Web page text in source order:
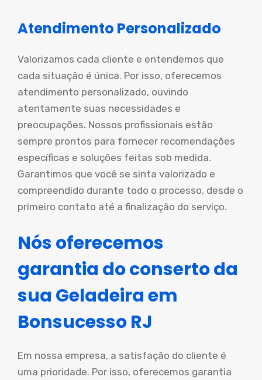
Atendimento Personalizado
Valorizamos cada cliente e entendemos que
cada situação é única. Por isso, oferecemos
atendimento personalizado, ouvindo
atentamente suas necessidades e
preocupações. Nossos profissionais estão
sempre prontos para fornecer recomendações
específicas e soluções feitas sob medida.
Garantimos que você se sinta valorizado e
compreendido durante todo o processo, desde o
primeiro contato até a finalização do serviço.
Nós oferecemos
garantia do conserto da
sua Geladeira em
Bonsucesso RJ
Em nossa empresa, a satisfação do cliente é
uma prioridade. Por isso, oferecemos garantia